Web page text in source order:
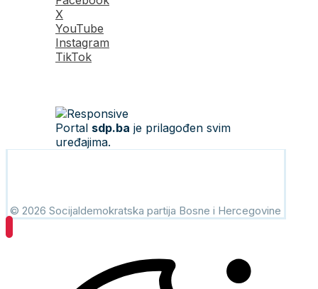
X
YouTube
Instagram
TikTok
Portal sdp.ba je prilagođen svim
uređajima.
© 2026 Socijaldemokratska partija Bosne i Hercegovine